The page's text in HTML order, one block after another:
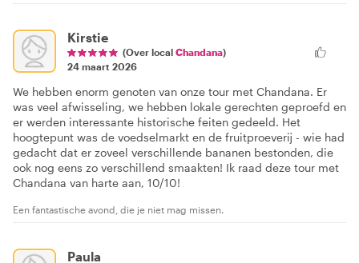
Kirstie
(Over local Chandana)
24 maart 2026
We hebben enorm genoten van onze tour met Chandana. Er
was veel afwisseling, we hebben lokale gerechten geproefd en
er werden interessante historische feiten gedeeld. Het
hoogtepunt was de voedselmarkt en de fruitproeverij - wie had
gedacht dat er zoveel verschillende bananen bestonden, die
ook nog eens zo verschillend smaakten! Ik raad deze tour met
Chandana van harte aan, 10/10!
Een fantastische avond, die je niet mag missen.
Paula